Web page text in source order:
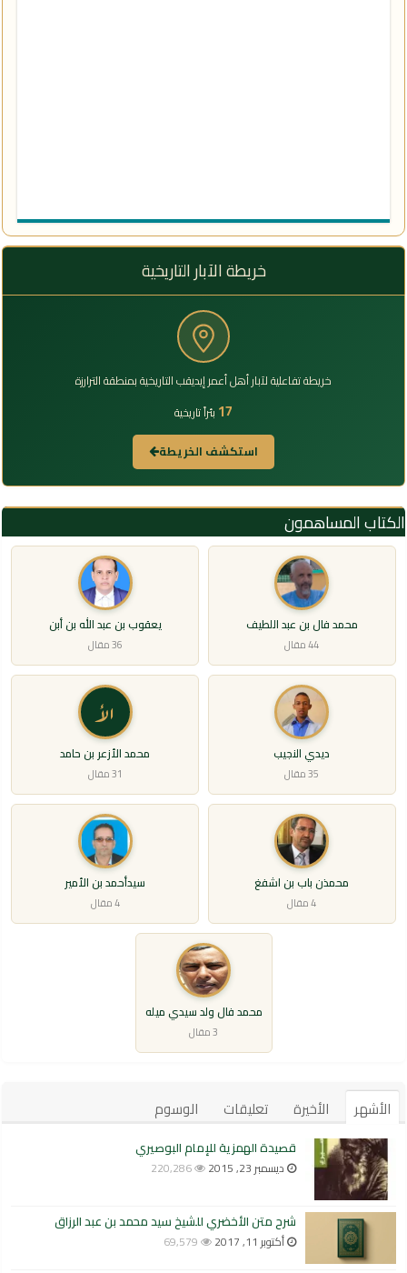
خريطة الآبار التاريخية
خريطة تفاعلية لآبار أهل أعمر إيديقب التاريخية بمنطقة الترارزة
17 بئراً تاريخية
استكشف الخريطة
الكتاب المساهمون
محمد فال بن عبد اللطيف
44 مقال
يعقوب بن عبد الله بن أبن
36 مقال
ديدي النجيب
35 مقال
الأ
محمد الأزعر بن حامد
31 مقال
محمذن باب بن اشفغ
4 مقال
سيدأحمد بن الأمير
4 مقال
محمد فال ولد سيدي ميله
3 مقال
الأشهر الأخيرة تعليقات الوسوم
قصيدة الهمزية للإمام البوصيري
ديسمبر 23, 2015 220,286
شرح متن الأخضري للشيخ سيد محمد بن عبد الرزاق
أكتوبر 11, 2017 69,579